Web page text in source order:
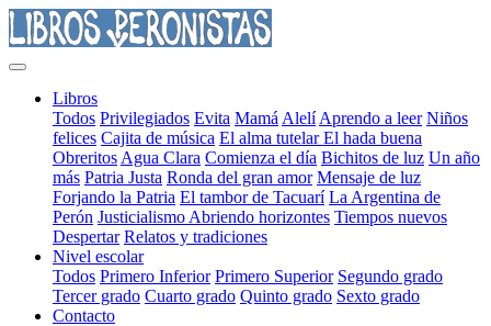
Libros
Todos Privilegiados Evita Mamá Alelí Aprendo a leer Niños
felices Cajita de música El alma tutelarEl hada buena
Obreritos Agua Clara Comienza el día Bichitos de luz Un año
más Patria Justa Ronda del gran amor Mensaje de luz
Forjando la Patria El tambor de Tacuarí La Argentina de
Perón Justicialismo Abriendo horizontes Tiempos nuevos
Despertar Relatos y tradiciones
Nivel escolar
Todos Primero Inferior Primero Superior Segundo grado
Tercer grado Cuarto grado Quinto grado Sexto grado
Contacto